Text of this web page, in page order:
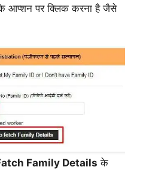
आप्शन पर क्लिक करना है जैसे
Family Details के